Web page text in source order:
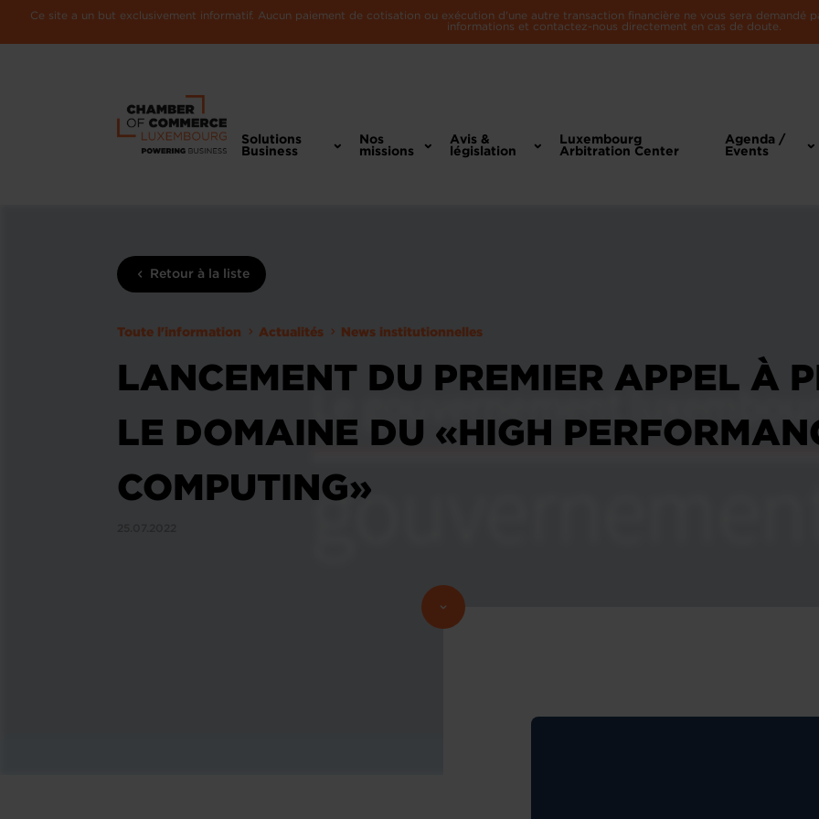
Ce site a un but exclusivement informatif. Aucun paiement de cotisation ou exécution d'une autre transaction financière ne vous sera demandé
informations et contactez-nous directement en cas de doute.
Solutions
Business
Nos
missions
Avis &
législation
Luxembourg
Arbitration Center
Agenda /
Events
Retour à la liste
Toute l'information Actualités News institutionnelles
LANCEMENT DU PREMIER APPEL À
LE DOMAINE DU «HIGH
COMPUTING»